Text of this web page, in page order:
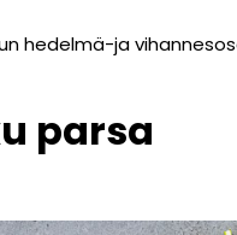
hedelmä-ja
parsa